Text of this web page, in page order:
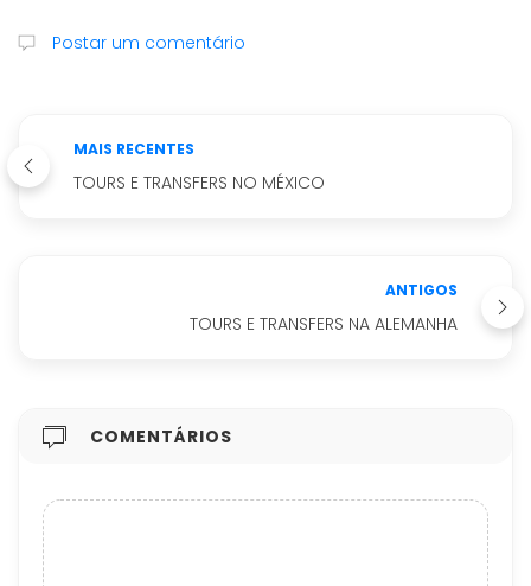
Postar um comentário
MAIS RECENTES
TOURS E TRANSFERS NO MÉXICO
ANTIGOS
TOURS E TRANSFERS NA ALEMANHA
COMENTÁRIOS